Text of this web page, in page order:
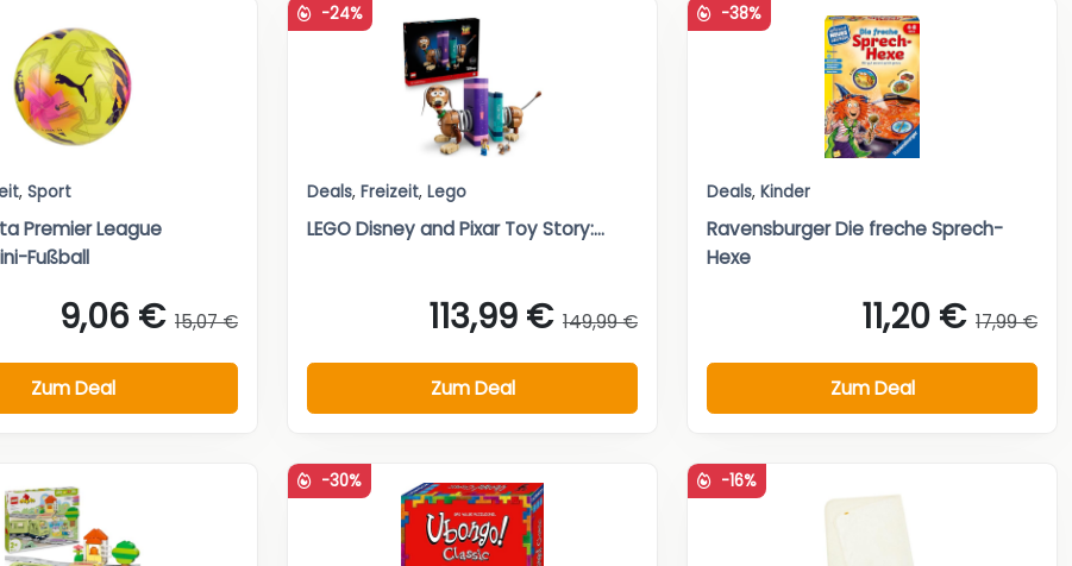
, Sport
Premier League
Fußball
9,06 € 15,07 €
Zum Deal
-24%
Deals, Freizeit, Lego
LEGO Disney and Pixar Toy Story:...
113,99 € 149,99 €
Zum Deal
-38%
Deals, Kinder
Ravensburger Die freche Sprech-
Hexe
11,20 € 17,99 €
Zum Deal
-30% -16%